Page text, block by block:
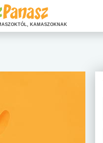
KAMASZOKNAK